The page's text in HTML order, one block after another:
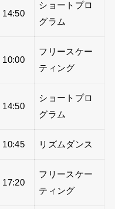
14:50
ショートプロ
グラム
10:00
フリースケー
ティング
14:50
ショートプロ
グラム
10:45 リズムダンス
17:20
フリースケー
ティング